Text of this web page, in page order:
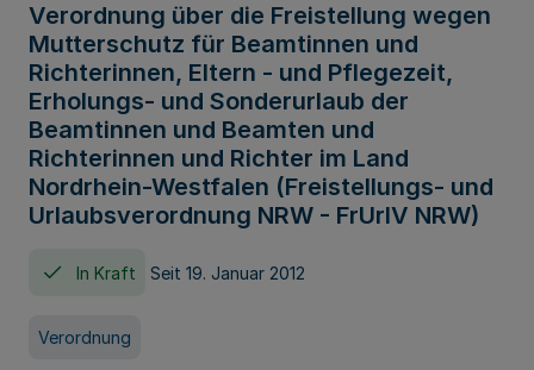
Verordnung über die Freistellung wegen
Mutterschutz für Beamtinnen und
Richterinnen, Eltern - und Pflegezeit,
Erholungs- und Sonderurlaub der
Beamtinnen und Beamten und
Richterinnen und Richter im Land
Nordrhein-Westfalen (Freistellungs- und
Urlaubsverordnung NRW - FrUrlV NRW)
In Kraft Seit 19. Januar 2012
Verordnung